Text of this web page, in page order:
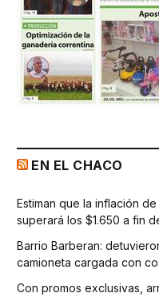
EN EL CHACO
Estiman que la inflación
superará los $1.650 a fin
Barrio Barberan:
camioneta cargada con
Con promos exclusivas,